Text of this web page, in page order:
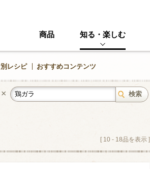
商品 知る・楽しむ
レシピ おすすめコンテンツ
×
の他・創作料理 スイーツ
[ 10 - 18品を表示 ]